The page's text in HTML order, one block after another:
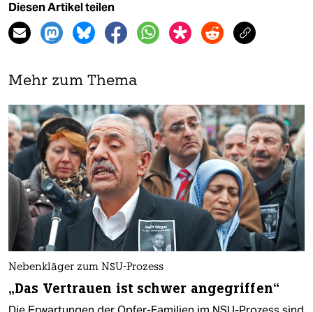
Diesen Artikel teilen
Mehr zum Thema
Nebenkläger zum NSU-Prozess
„Das Vertrauen ist schwer angegriffen“